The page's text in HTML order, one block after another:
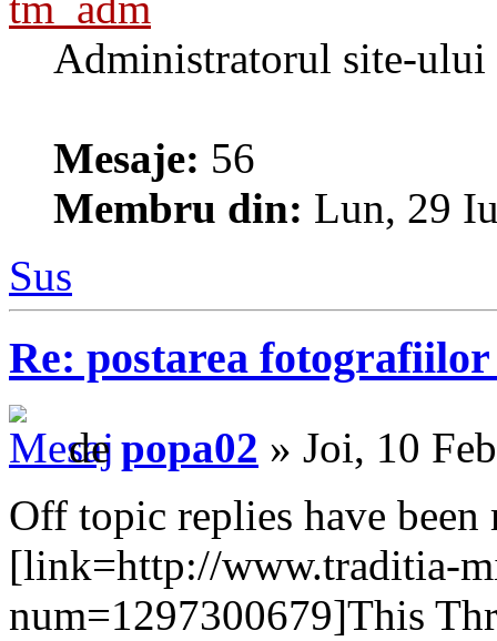
Administratorul site-ului
Mesaje: 56
Membru din: Lun, 29
Sus
Re: postarea
de popa02 » Joi, 10
Off topic replies have been
[link=http://www.traditia-
num=1297300679]This